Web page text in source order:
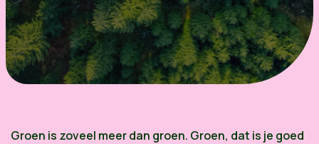
Groen is zoveel meer dan groen. Groen, dat is je goed